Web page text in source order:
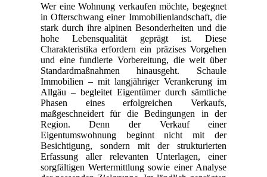
Wer eine Wohnung verkaufen möchte, begegnet
in Ofterschwang einer Immobilienlandschaft, die
stark durch ihre alpinen Besonderheiten und die
hohe Lebensqualität geprägt ist. Diese
Charakteristika erfordern ein präzises Vorgehen
und eine fundierte Vorbereitung, die weit über
Standardmaßnahmen hinausgeht. Schaule
Immobilien – mit langjähriger Verankerung im
Allgäu – begleitet Eigentümer durch sämtliche
Phasen eines erfolgreichen Verkaufs,
maßgeschneidert für die Bedingungen in der
Region. Denn der Verkauf einer
Eigentumswohnung beginnt nicht mit der
Besichtigung, sondern mit der strukturierten
Erfassung aller relevanten Unterlagen, einer
sorgfältigen Wertermittlung sowie einer Analyse